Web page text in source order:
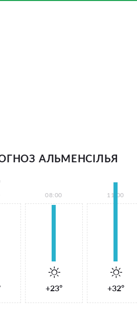
АЛЬМЕНСІЛЬЯ
08:00
+23°
11:00
+32°